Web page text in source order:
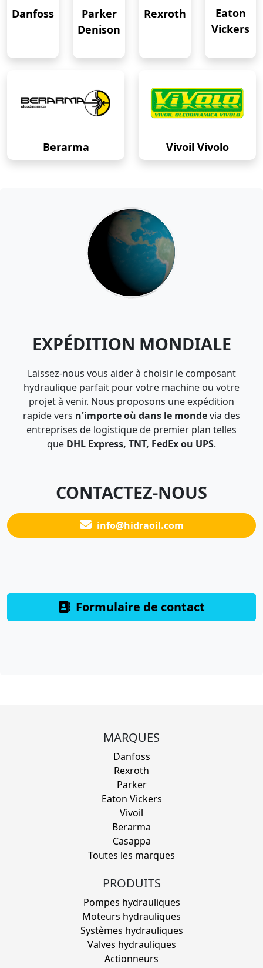
Danfoss
Parker
Denison
Rexroth
Eaton
Vickers
Berarma Vivoil Vivolo
EXPÉDITION MONDIALE
Laissez-nous vous aider à choisir le composant
hydraulique parfait pour votre machine ou votre
projet à venir. Nous proposons une expédition
rapide vers n'importe où dans le mondevia des
entreprises de logistique de premier plan telles
que DHL Express, TNT, FedEx ou UPS.
CONTACTEZ-NOUS
info@hidraoil.com
Formulaire de contact
MARQUES
Danfoss
Rexroth
Parker
Eaton Vickers
Vivoil
Berarma
Casappa
Toutes les marques
PRODUITS
Pompes hydrauliques
Moteurs hydrauliques
Systèmes hydrauliques
Valves hydrauliques
Actionneurs